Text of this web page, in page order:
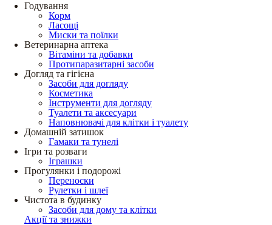
Годування
Корм
Ласощі
Миски та поїлки
Ветеринарна аптека
Вітаміни та добавки
Протипаразитарні засоби
Догляд та гігієна
Засоби для догляду
Косметика
Інструменти для догляду
Туалети та аксесуари
Наповнювачі для клітки і туалету
Домашній затишок
Гамаки та тунелі
Ігри та розваги
Іграшки
Прогулянки і подорожі
Переноски
Рулетки і шлеї
Чистота в будинку
Засоби для дому та клітки
Акції та знижки